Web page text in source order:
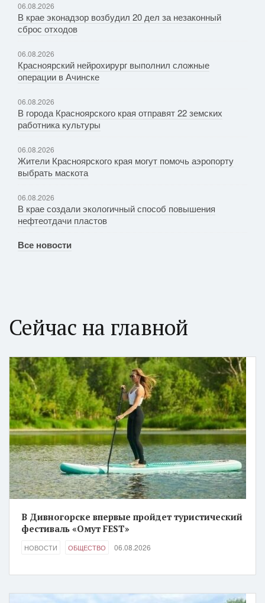
06.08.2026
В крае эконадзор возбудил 20 дел за незаконный
сброс отходов
06.08.2026
Красноярский нейрохирург выполнил сложные
операции в Ачинске
06.08.2026
В города Красноярского края отправят 22 земских
работника культуры
06.08.2026
Жители Красноярского края могут помочь аэропорту
выбрать маскота
06.08.2026
В крае создали экологичный способ повышения
нефтеотдачи пластов
Все новости
Сейчас на главной
В Дивногорске впервые пройдет туристический
фестиваль «Омут FEST»
НОВОСТИ ОБЩЕСТВО 06.08.2026